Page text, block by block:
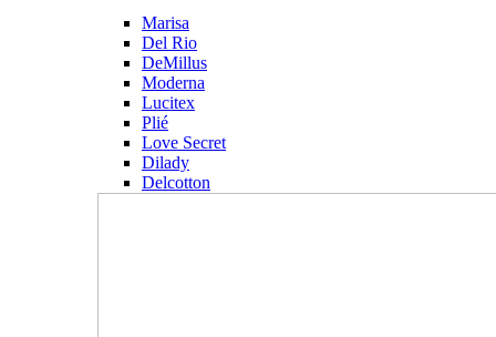
Marisa
Del Rio
DeMillus
Moderna
Lucitex
Plié
Love Secret
Dilady
Delcotton